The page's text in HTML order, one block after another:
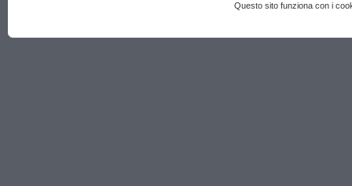
Questo sito funziona con i